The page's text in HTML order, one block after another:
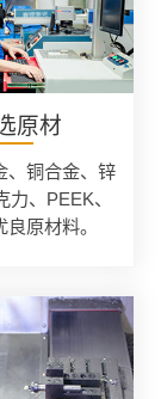
原材
、铜合金、锌
力、PEEK、
原材料。